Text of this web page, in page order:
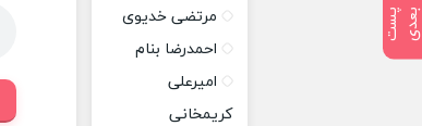
پ
س
ت
ب
ع
د ی
مرتضی خدیوی
احمدرضا بنام
امیرعلی
کریمخانی